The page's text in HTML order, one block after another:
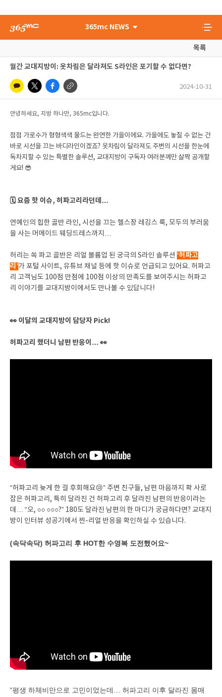
365mc NEWS
목록
월간 교대지방이: 옷차림은 달라져도 S라인은 포기할 수 없다면?
2024-10-31
안녕하세요, 지방 하나만, 365mc입니다.
점점 가로수가 형형색색 물드는 완연한 가을이에요. 가을에도 놓칠 수 없는 건
바로 시선을 끄는 바디라인이겠죠? 옷차림이 달라져도 주변의 시선을 한눈에
독차지할 수 있는 특별한 솔루션, 교대지방이 구독자 여러분께만 살짝 공개할
게요! 😎
🗓️ 요즘 핫 이슈, 허파고리라던데…
연예인의 힙한 골반 라인, 시선을 끄는 헬스장 레깅스 룩, 모두의 부러움
을 사는 머메이드 웨딩드레스까지…
허리는 쏙 파고 골반은 리얼 볼륨업 된 궁극의 S라인 솔루션 ‘허파고
리’가 포털 사이트, 유튜브 채널 등에 핫 이슈로 언급되고 있어요. 허파고
리 고객님도 100점 만점에 100점 이상의 만족도를 보여주시는 허파고
리 이야기를 교대지방이에서도 만나볼 수 있답니다!
👀 이달의 교대지방이 담당자 Pick!
허파고리 했더니 남편 반응이… 👀
“허파고리 늦게 한 걸 후회해요😢” 주변 친구들, 남편 마음까지 확 사로
잡은 허파고리, 특히 달라진 건 허파고리 후 달라진 남편의 반응이라는
데… “오, ○○ ○○○?” 180도 달라진 남편의 한 마디가 궁금하다면? 교대지
방이 인터뷰 성공기에서 찐-리얼 반응을 확인하실 수 있습니다.
(속닥속닥) 허파고리 후 HOT한 수영복 도전했어요~
“평생 하체비만으로 고민이었는데… 허파고리 이후 달라진 몸매